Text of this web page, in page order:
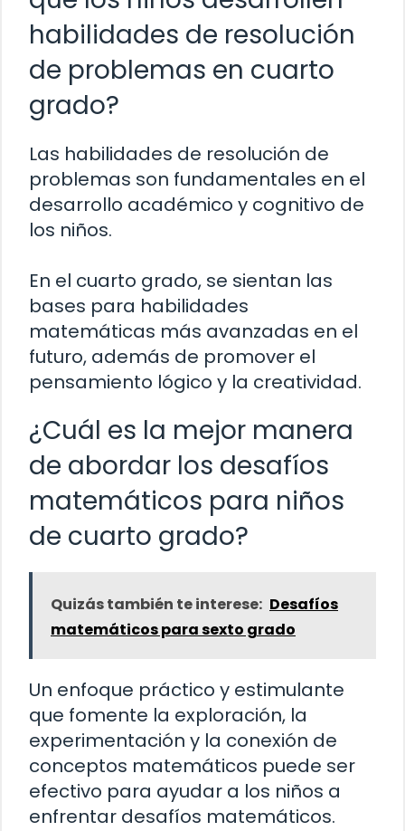
habilidades de resolución
de problemas en cuarto
grado?
Las habilidades de resolución de
problemas son fundamentales en el
desarrollo académico y cognitivo de
los niños.
En el cuarto grado, se sientan las
bases para habilidades
matemáticas más avanzadas en el
futuro, además de promover el
pensamiento lógico y la creatividad.
¿Cuál es la mejor manera
de abordar los desafíos
matemáticos para niños
de cuarto grado?
Quizás también te interese: Desafíos
matemáticos para sexto grado
Un enfoque práctico y estimulante
que fomente la exploración, la
experimentación y la conexión de
conceptos matemáticos puede ser
efectivo para ayudar a los niños a
enfrentar desafíos matemáticos.